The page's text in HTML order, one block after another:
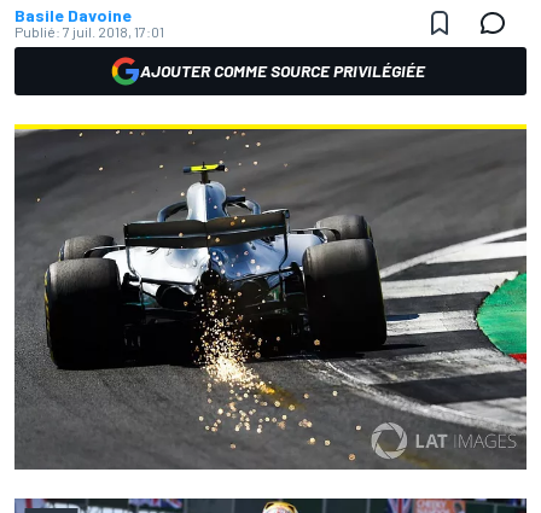
Basile Davoine
Publié: 7 juil. 2018, 17:01
AJOUTER COMME SOURCE PRIVILÉGIÉE